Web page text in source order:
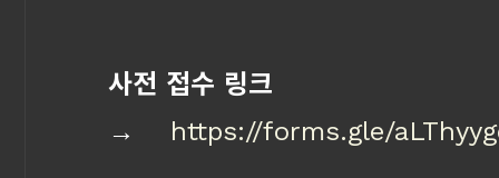
사전 접수 링크
→ https://forms.gle/